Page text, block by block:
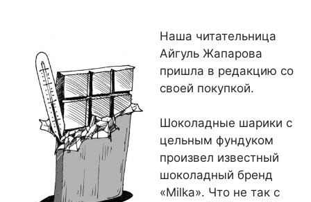
Наша читательница
Айгуль Жапарова
пришла в редакцию со
своей покупкой.
Шоколадные шарики с
цельным фундуком
произвел известный
шоколадный бренд
«Milka». Что не так с